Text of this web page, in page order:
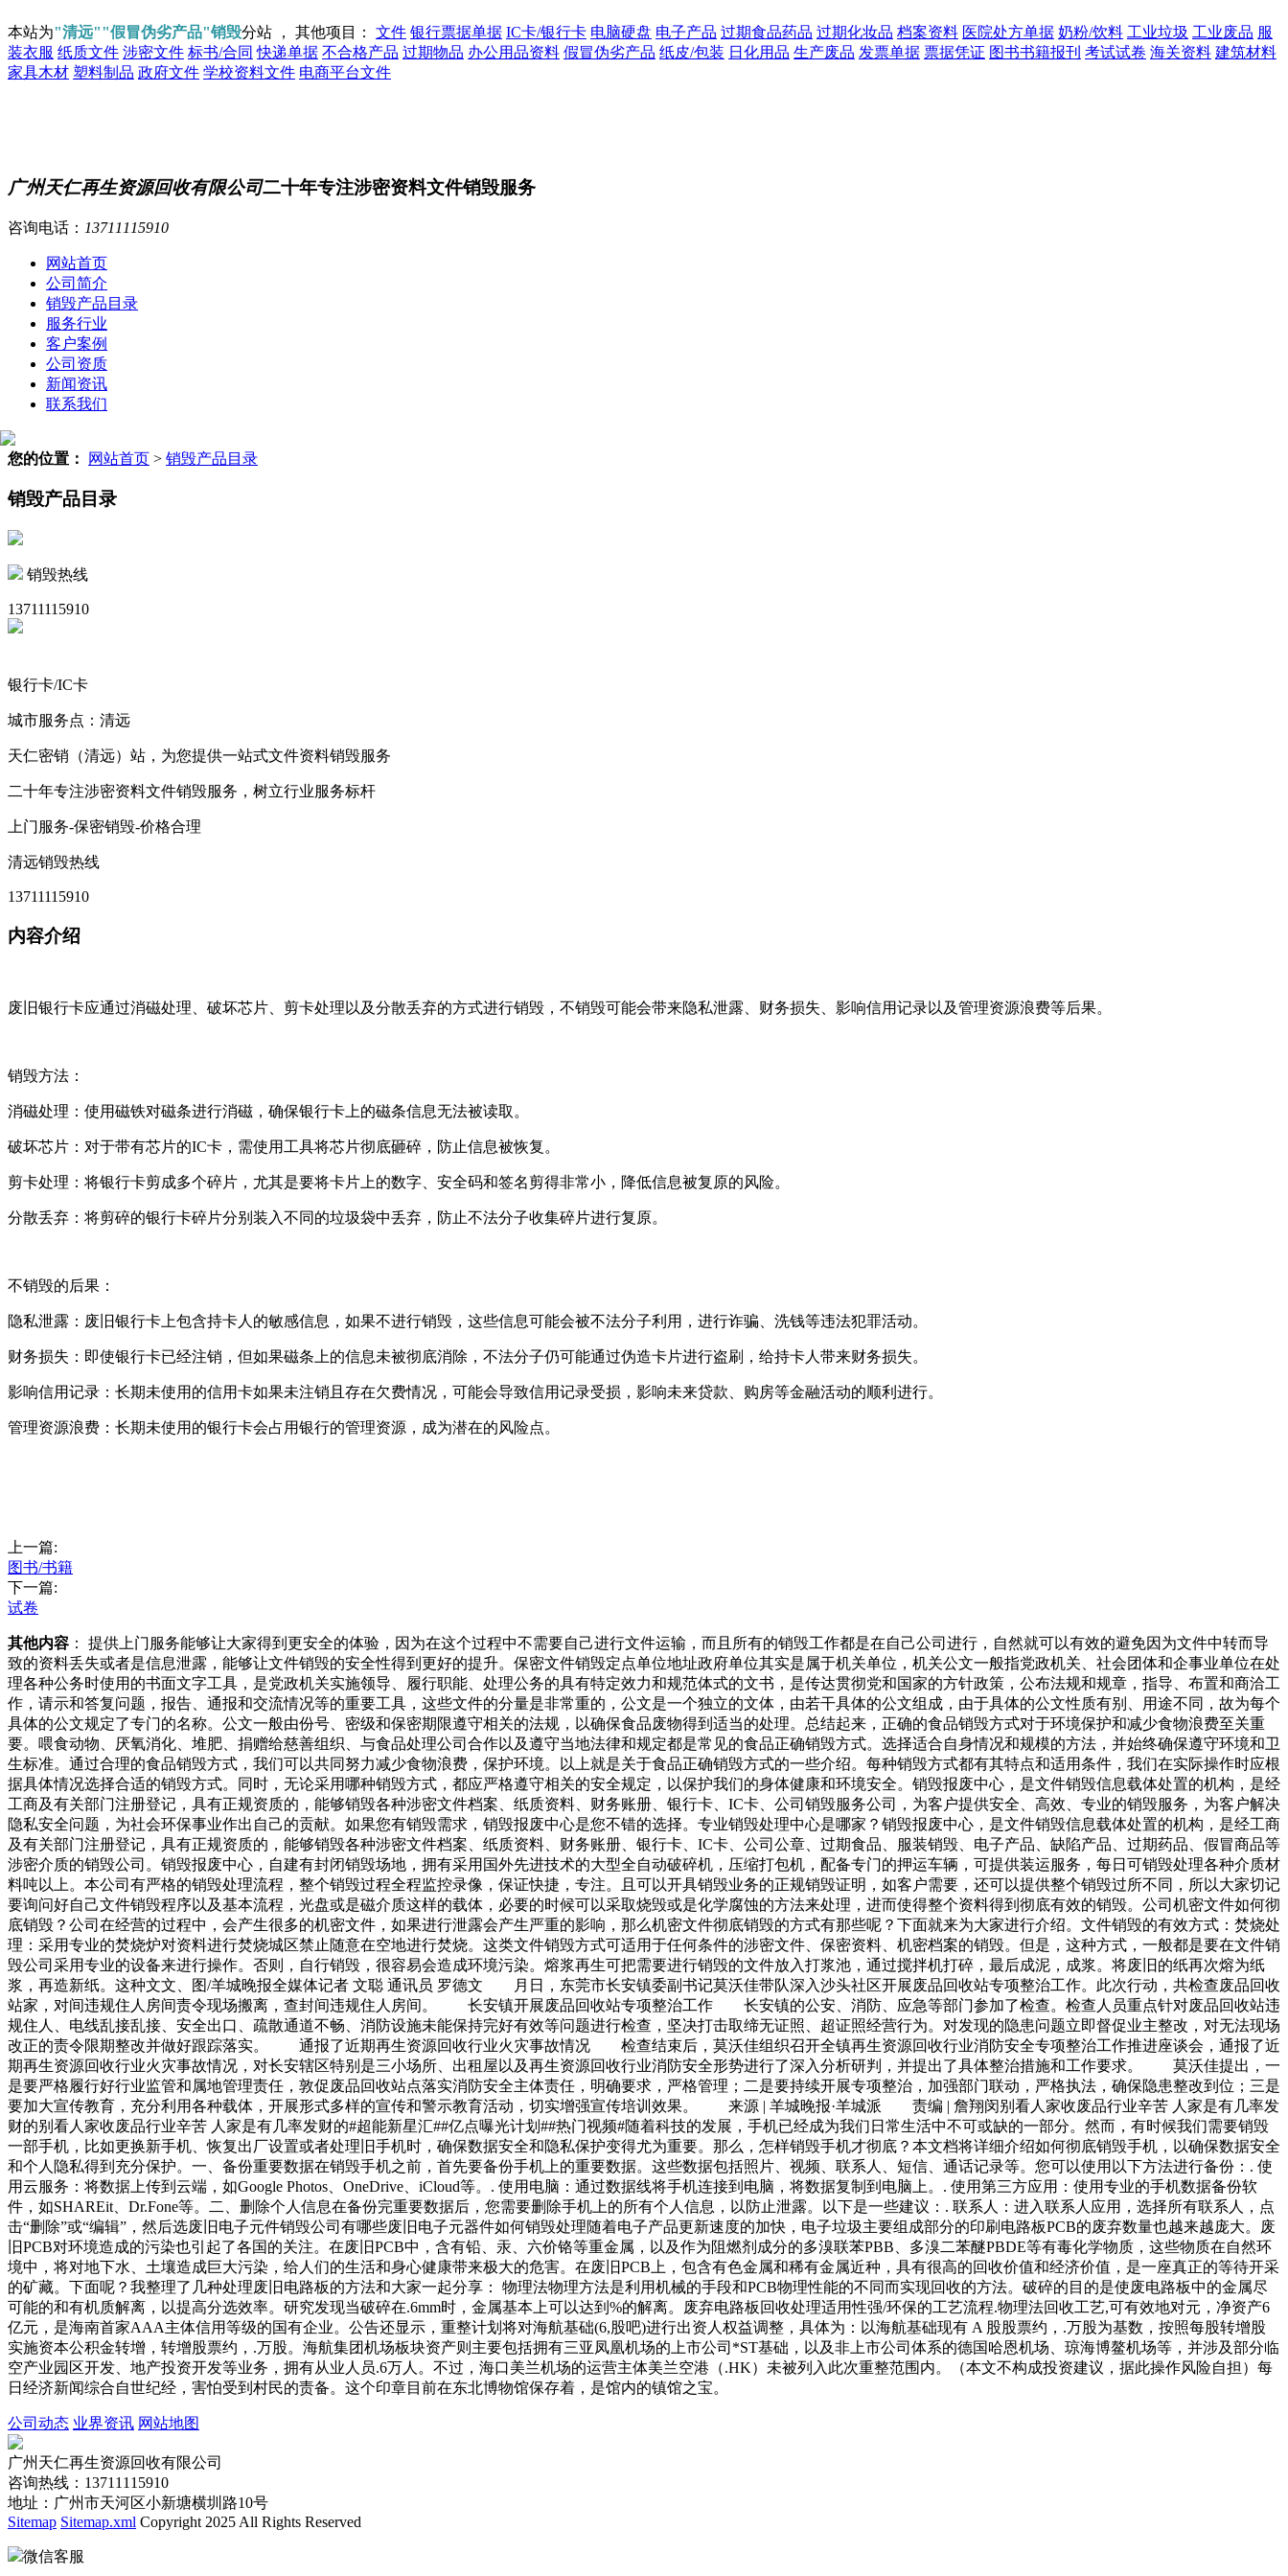
本站为"清远""假冒伪劣产品"销毁分站 ， 其他项目： 文件 银行票据单据 IC卡/银行卡 电脑硬盘 电子产品 过期食品药品 过期化妆品 档案资料 医院处方单据 奶粉/饮料 工业垃圾 工业废品 服
装衣服 纸质文件 涉密文件 标书/合同 快递单据 不合格产品 过期物品 办公用品资料 假冒伪劣产品 纸皮/包装 日化用品 生产废品 发票单据 票据凭证 图书书籍报刊 考试试卷 海关资料 建筑材料
家具木材 塑料制品 政府文件 学校资料文件 电商平台文件
广州天仁再生资源回收有限公司二十年专注涉密资料文件销毁服务
咨询电话： 13711115910
网站首页
公司简介
销毁产品目录
服务行业
客户案例
公司资质
新闻资讯
联系我们
您的位置： 网站首页 > 销毁产品目录
销毁产品目录
销毁热线
13711115910
银行卡/IC卡
城市服务点：清远
天仁密销（清远）站，为您提供一站式文件资料销毁服务
二十年专注涉密资料文件销毁服务，树立行业服务标杆
上门服务-保密销毁-价格合理
清远销毁热线
13711115910
内容介绍
废旧银行卡应通过消磁处理、破坏芯片、剪卡处理以及分散丢弃的方式进行销毁，不销毁可能会带来隐私泄露、财务损失、影响信用记录以及管理资源浪费等后果。
销毁方法：
消磁处理：使用磁铁对磁条进行消磁，确保银行卡上的磁条信息无法被读取。
破坏芯片：对于带有芯片的IC卡，需使用工具将芯片彻底砸碎，防止信息被恢复。
剪卡处理：将银行卡剪成多个碎片，尤其是要将卡片上的数字、安全码和签名剪得非常小，降低信息被复原的风险。
分散丢弃：将剪碎的银行卡碎片分别装入不同的垃圾袋中丢弃，防止不法分子收集碎片进行复原。
不销毁的后果：
隐私泄露：废旧银行卡上包含持卡人的敏感信息，如果不进行销毁，这些信息可能会被不法分子利用，进行诈骗、洗钱等违法犯罪活动。
财务损失：即使银行卡已经注销，但如果磁条上的信息未被彻底消除，不法分子仍可能通过伪造卡片进行盗刷，给持卡人带来财务损失。
影响信用记录：长期未使用的信用卡如果未注销且存在欠费情况，可能会导致信用记录受损，影响未来贷款、购房等金融活动的顺利进行。
管理资源浪费：长期未使用的银行卡会占用银行的管理资源，成为潜在的风险点。
上一篇:
图书/书籍
下一篇:
试卷
其他内容 ： 提供上门服务能够让大家得到更安全的体验，因为在这个过程中不需要自己进行文件运输，而且所有的销毁工作都是在自己公司进行，自然就可以有效的避免因为文件中转而导
致的资料丢失或者是信息泄露，能够让文件销毁的安全性得到更好的提升。保密文件销毁定点单位地址政府单位其实是属于机关单位，机关公文一般指党政机关、社会团体和企事业单位在处
理各种公务时使用的书面文字工具，是党政机关实施领导、履行职能、处理公务的具有特定效力和规范体式的文书，是传达贯彻党和国家的方针政策，公布法规和规章，指导、布置和商洽工
作，请示和答复问题，报告、通报和交流情况等的重要工具，这些文件的分量是非常重的，公文是一个独立的文体，由若干具体的公文组成，由于具体的公文性质有别、用途不同，故为每个
具体的公文规定了专门的名称。公文一般由份号、密级和保密期限遵守相关的法规，以确保食品废物得到适当的处理。总结起来，正确的食品销毁方式对于环境保护和减少食物浪费至关重
要。喂食动物、厌氧消化、堆肥、捐赠给慈善组织、与食品处理公司合作以及遵守当地法律和规定都是常见的食品正确销毁方式。选择适合自身情况和规模的方法，并始终确保遵守环境和卫
生标准。通过合理的食品销毁方式，我们可以共同努力减少食物浪费，保护环境。以上就是关于食品正确销毁方式的一些介绍。每种销毁方式都有其特点和适用条件，我们在实际操作时应根
据具体情况选择合适的销毁方式。同时，无论采用哪种销毁方式，都应严格遵守相关的安全规定，以保护我们的身体健康和环境安全。销毁报废中心，是文件销毁信息载体处置的机构，是经
工商及有关部门注册登记，具有正规资质的，能够销毁各种涉密文件档案、纸质资料、财务账册、银行卡、IC卡、公司销毁服务公司，为客户提供安全、高效、专业的销毁服务，为客户解决
隐私安全问题，为社会环保事业作出自己的贡献。如果您有销毁需求，销毁报废中心是您不错的选择。专业销毁处理中心是哪家？销毁报废中心，是文件销毁信息载体处置的机构，是经工商
及有关部门注册登记，具有正规资质的，能够销毁各种涉密文件档案、纸质资料、财务账册、银行卡、IC卡、公司公章、过期食品、服装销毁、电子产品、缺陷产品、过期药品、假冒商品等
涉密介质的销毁公司。销毁报废中心，自建有封闭销毁场地，拥有采用国外先进技术的大型全自动破碎机，压缩打包机，配备专门的押运车辆，可提供装运服务，每日可销毁处理各种介质材
料吨以上。本公司有严格的销毁处理流程，整个销毁过程全程监控录像，保证快捷，专注。且可以开具销毁业务的正规销毁证明，如客户需要，还可以提供整个销毁过所不同，所以大家切记
要询问好自己文件销毁程序以及基本流程，光盘或是磁介质这样的载体，必要的时候可以采取烧毁或是化学腐蚀的方法来处理，进而使得整个资料得到彻底有效的销毁。公司机密文件如何彻
底销毁？公司在经营的过程中，会产生很多的机密文件，如果进行泄露会产生严重的影响，那么机密文件彻底销毁的方式有那些呢？下面就来为大家进行介绍。文件销毁的有效方式：焚烧处
理：采用专业的焚烧炉对资料进行焚烧城区禁止随意在空地进行焚烧。这类文件销毁方式可适用于任何条件的涉密文件、保密资料、机密档案的销毁。但是，这种方式，一般都是要在文件销
毁公司采用专业的设备来进行操作。否则，自行销毁，很容易会造成环境污染。熔浆再生可把需要进行销毁的文件放入打浆池，通过搅拌机打碎，最后成泥，成浆。将废旧的纸再次熔为纸
浆，再造新纸。这种文文、图/羊城晚报全媒体记者 文聪 通讯员 罗德文 月日，东莞市长安镇委副书记莫沃佳带队深入沙头社区开展废品回收站专项整治工作。此次行动，共检查废品回收
站家，对间违规住人房间责令现场搬离，查封间违规住人房间。 长安镇开展废品回收站专项整治工作 长安镇的公安、消防、应急等部门参加了检查。检查人员重点针对废品回收站违
规住人、电线乱接乱接、安全出口、疏散通道不畅、消防设施未能保持完好有效等问题进行检查，坚决打击取缔无证照、超证照经营行为。对发现的隐患问题立即督促业主整改，对无法现场
改正的责令限期整改并做好跟踪落实。 通报了近期再生资源回收行业火灾事故情况 检查结束后，莫沃佳组织召开全镇再生资源回收行业消防安全专项整治工作推进座谈会，通报了近
期再生资源回收行业火灾事故情况，对长安辖区特别是三小场所、出租屋以及再生资源回收行业消防安全形势进行了深入分析研判，并提出了具体整治措施和工作要求。 莫沃佳提出，一
是要严格履行好行业监管和属地管理责任，敦促废品回收站点落实消防安全主体责任，明确要求，严格管理；二是要持续开展专项整治，加强部门联动，严格执法，确保隐患整改到位；三是
要加大宣传教育，充分利用各种载体，开展形式多样的宣传和警示教育活动，切实增强宣传培训效果。 来源 | 羊城晚报·羊城派 责编 | 詹翔闵别看人家收废品行业辛苦 人家是有几率发
财的别看人家收废品行业辛苦 人家是有几率发财的#超能新星汇##亿点曝光计划##热门视频#随着科技的发展，手机已经成为我们日常生活中不可或缺的一部分。然而，有时候我们需要销毁
一部手机，比如更换新手机、恢复出厂设置或者处理旧手机时，确保数据安全和隐私保护变得尤为重要。那么，怎样销毁手机才彻底？本文档将详细介绍如何彻底销毁手机，以确保数据安全
和个人隐私得到充分保护。一、备份重要数据在销毁手机之前，首先要备份手机上的重要数据。这些数据包括照片、视频、联系人、短信、通话记录等。您可以使用以下方法进行备份：. 使
用云服务：将数据上传到云端，如Google Photos、OneDrive、iCloud等。. 使用电脑：通过数据线将手机连接到电脑，将数据复制到电脑上。. 使用第三方应用：使用专业的手机数据备份软
件，如SHAREit、Dr.Fone等。二、删除个人信息在备份完重要数据后，您需要删除手机上的所有个人信息，以防止泄露。以下是一些建议：. 联系人：进入联系人应用，选择所有联系人，点
击“删除”或“编辑”，然后选废旧电子元件销毁公司有哪些废旧电子元器件如何销毁处理随着电子产品更新速度的加快，电子垃圾主要组成部分的印刷电路板PCB的废弃数量也越来越庞大。废
旧PCB对环境造成的污染也引起了各国的关注。在废旧PCB中，含有铅、汞、六价铬等重金属，以及作为阻燃剂成分的多溴联苯PBB、多溴二苯醚PBDE等有毒化学物质，这些物质在自然环
境中，将对地下水、土壤造成巨大污染，给人们的生活和身心健康带来极大的危害。在废旧PCB上，包含有色金属和稀有金属近种，具有很高的回收价值和经济价值，是一座真正的等待开采
的矿藏。下面呢？我整理了几种处理废旧电路板的方法和大家一起分享： 物理法物理方法是利用机械的手段和PCB物理性能的不同而实现回收的方法。破碎的目的是使废电路板中的金属尽
可能的和有机质解离，以提高分选效率。研究发现当破碎在.6mm时，金属基本上可以达到%的解离。废弃电路板回收处理适用性强/环保的工艺流程.物理法回收工艺,可有效地对元，净资产6
亿元，是海南首家AAA主体信用等级的国有企业。公告还显示，重整计划将对海航基础(6,股吧)进行出资人权益调整，具体为：以海航基础现有 A 股股票约，.万股为基数，按照每股转增股
实施资本公积金转增，转增股票约，.万股。海航集团机场板块资产则主要包括拥有三亚凤凰机场的上市公司*ST基础，以及非上市公司体系的德国哈恩机场、琼海博鳌机场等，并涉及部分临
空产业园区开发、地产投资开发等业务，拥有从业人员.6万人。不过，海口美兰机场的运营主体美兰空港（.HK）未被列入此次重整范围内。（本文不构成投资建议，据此操作风险自担）每
日经济新闻综合自世纪经，害怕受到村民的责备。这个印章目前在东北博物馆保存着，是馆内的镇馆之宝。
公司动态 业界资讯 网站地图
广州天仁再生资源回收有限公司
咨询热线：13711115910
地址：广州市天河区小新塘横圳路10号
Sitemap Sitemap.xml Copyright 2025 All Rights Reserved
微信客服